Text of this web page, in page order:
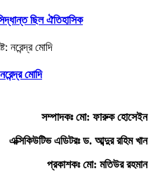
ছিল ঐতিহাসিক
মোদি
সম্পাদকঃ মো: ফারুক হোসেইন
এক্সিকিউটিভ এডিটরঃ ড. আব্দুর রহিম খান
প্রকাশকঃ মো: মতিউর রহমান